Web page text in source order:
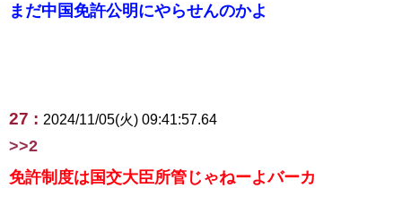
まだ中国免許公明にやらせんのかよ
27 : 2024/11/05(火) 09:41:57.64
>>2
免許制度は国交大臣所管じゃねーよバーカ